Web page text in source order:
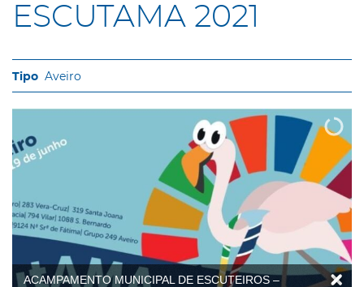
ESCUTAMA 2021
Aveiro
ACAMPAMENTO MUNICIPAL DE ESCUTEIROS –